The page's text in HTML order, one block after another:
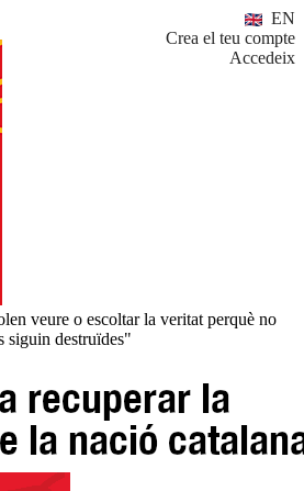
EN
Crea el teu compte
Accedeix
veure o escoltar la veritat perquè no
siguin destruïdes"